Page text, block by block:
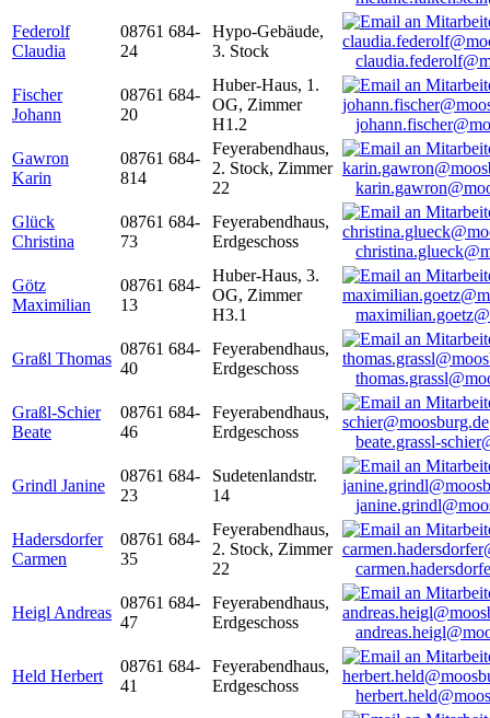
Federolf
Claudia
08761 684-
24
Hypo-Gebäude,
3. Stock
Fischer
Johann
08761 684-
20
Huber-Haus, 1.
OG, Zimmer
H1.2
Gawron
Karin
08761 684-
814
Feyerabendhaus,
2. Stock, Zimmer
22
Glück
Christina
08761 684-
73
Feyerabendhaus,
Erdgeschoss
Götz
Maximilian
08761 684-
13
Huber-Haus, 3.
OG, Zimmer
H3.1
Graßl Thomas
08761 684-
40
Feyerabendhaus,
Erdgeschoss
Graßl-Schier
Beate
08761 684-
46
Feyerabendhaus,
Erdgeschoss
beate.grassl-
Grindl Janine
08761 684-
23
Sudetenlandstr.
14
Hadersdorfer
Carmen
08761 684-
35
Feyerabendhaus,
2. Stock, Zimmer
22
Heigl Andreas
08761 684-
47
Feyerabendhaus,
Erdgeschoss
Held Herbert
08761 684-
41
Feyerabendhaus,
Erdgeschoss